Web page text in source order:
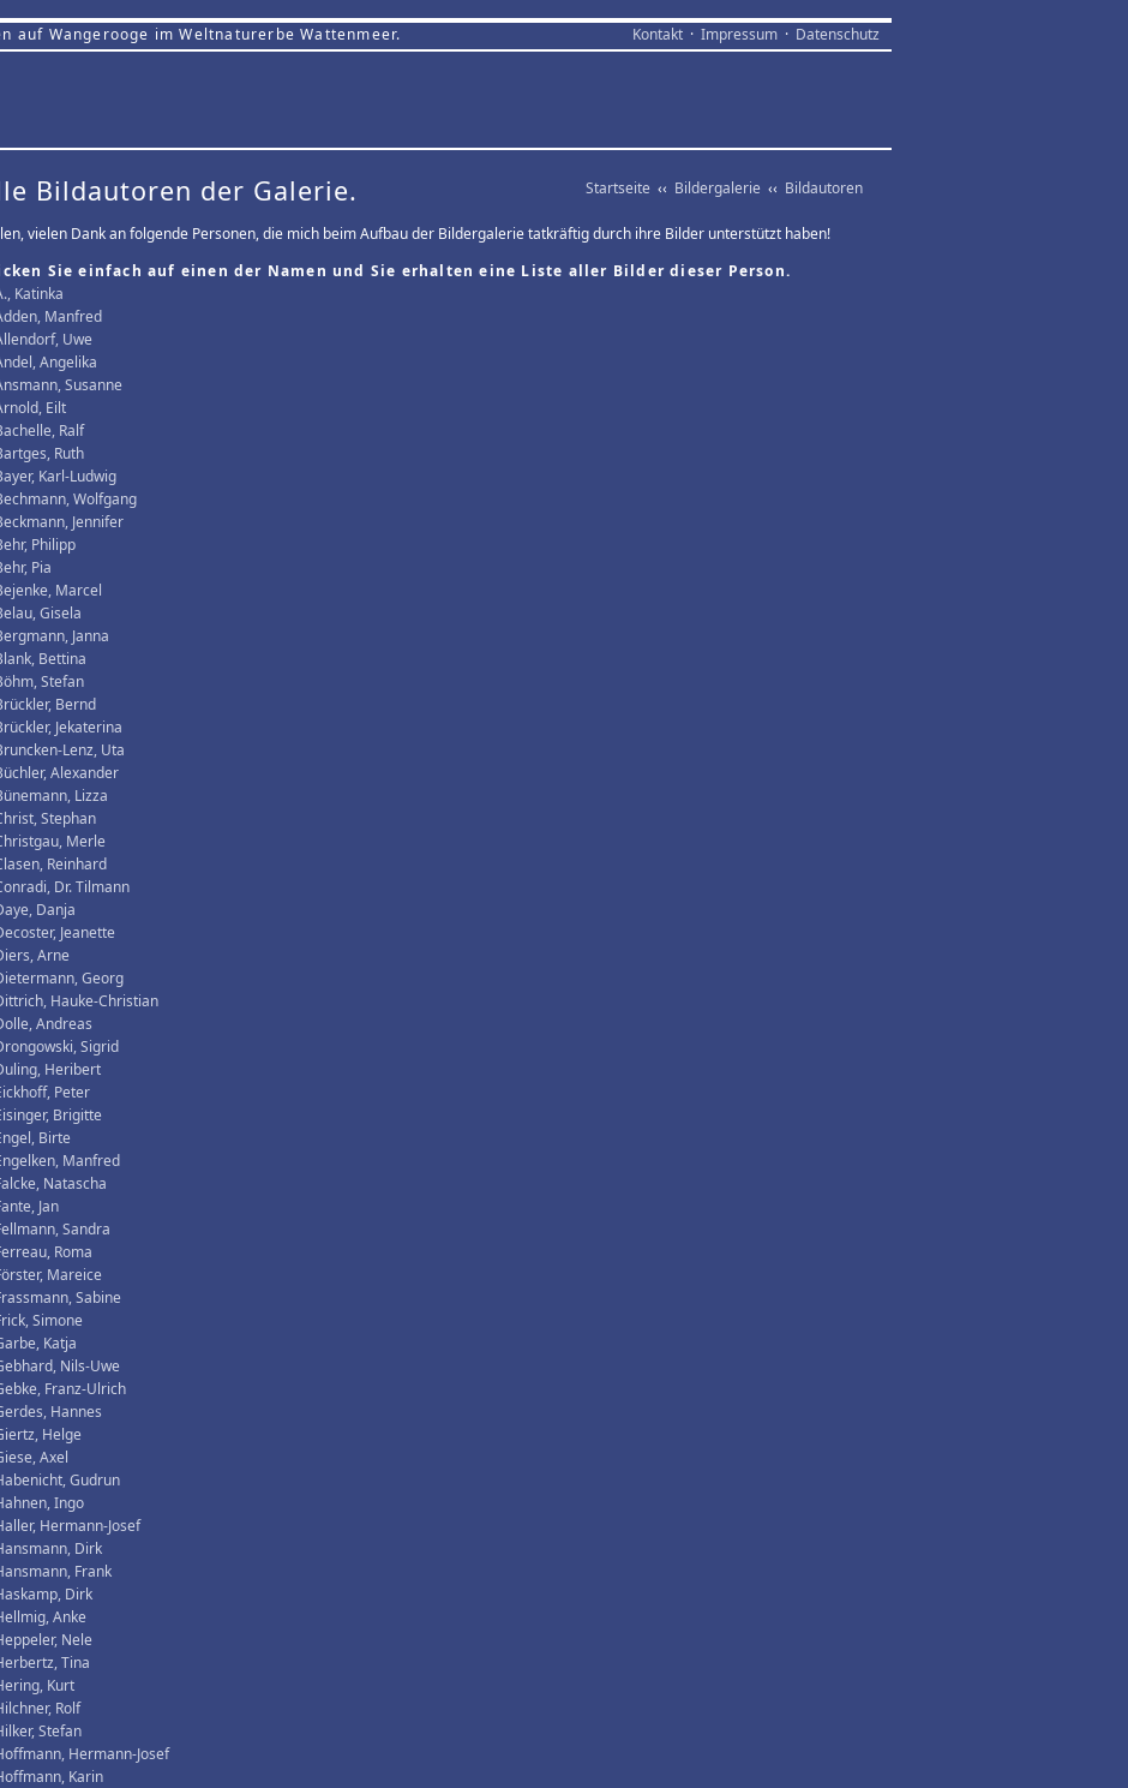
auf Wangerooge im Weltnaturerbe Wattenmeer. Kontakt · Impressum · Datenschutz
Startseite ‹‹ Bildergalerie ‹‹ Bildautoren
Bildautoren der Galerie.
vielen Dank an folgende Personen, die mich beim Aufbau der Bildergalerie tatkräftig durch ihre Bilder unterstützt haben!
Sie einfach auf einen der Namen und Sie erhalten eine Liste aller Bilder dieser Person.
Katinka
Manfred
Uwe
Angelika
Susanne
Eilt
Ralf
Ruth
Karl-Ludwig
Wolfgang
Jennifer
Philipp
Pia
Marcel
Gisela
Janna
Bettina
Stefan
Bernd
Jekaterina
Lenz, Uta
Alexander
Lizza
Stephan
Merle
Reinhard
Dr. Tilmann
Danja
Jeanette
Arne
Georg
Hauke-Christian
Andreas
Sigrid
Heribert
Peter
Brigitte
Birte
Manfred
Natascha
Jan
Sandra
Roma
Mareice
Sabine
Simone
Katja
Nils-Uwe
Franz-Ulrich
Hannes
Helge
Axel
Gudrun
Ingo
Hermann-Josef
Dirk
Frank
Dirk
Anke
Nele
Tina
Kurt
Rolf
Stefan
Hermann-Josef
Karin